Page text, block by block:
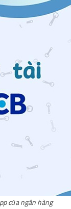
của ngân hàng